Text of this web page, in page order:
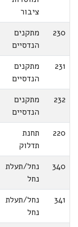
ציבור
230
מתקנים
הנדסיים
231
מתקנים
הנדסיים
232
מתקנים
הנדסיים
220
תחנת
תדלוק
340
נחל/תעלת
נחל
341
נחל/תעלת
נחל